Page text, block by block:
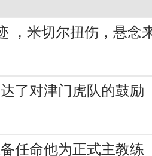
，米切尔扭伤，悬念
了对津门虎队的鼓励
任命他为正式主教练